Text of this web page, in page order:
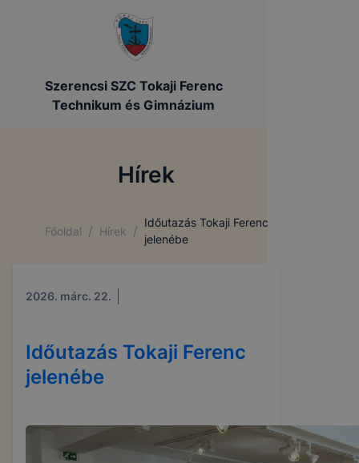
Szerencsi SZC Tokaji Ferenc
Technikum és Gimnázium
Hírek
Főoldal / Hírek /
Időutazás Tokaji Ferenc
jelenébe
2026. márc. 22.
Időutazás Tokaji Ferenc
jelenébe